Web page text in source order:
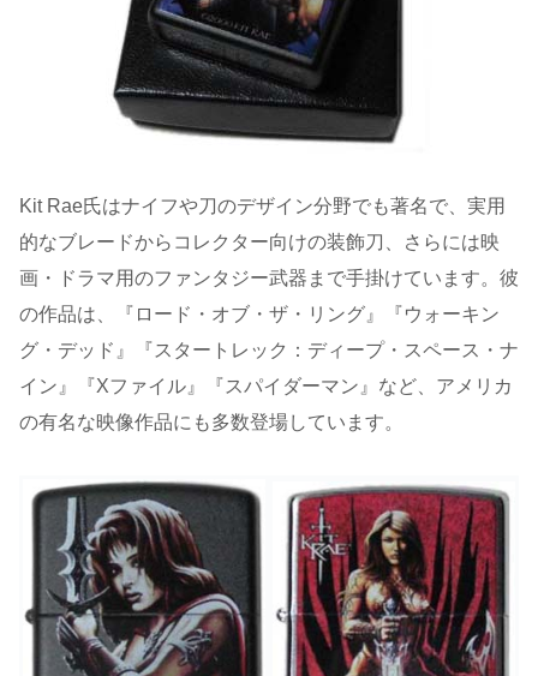
Kit Rae氏はナイフや刀のデザイン分野でも著名で、実用
的なブレードからコレクター向けの装飾刀、さらには映
画・ドラマ用のファンタジー武器まで手掛けています。彼
の作品は、『ロード・オブ・ザ・リング』『ウォーキン
グ・デッド』『スタートレック：ディープ・スペース・ナ
イン』『Xファイル』『スパイダーマン』など、アメリカ
の有名な映像作品にも多数登場しています。